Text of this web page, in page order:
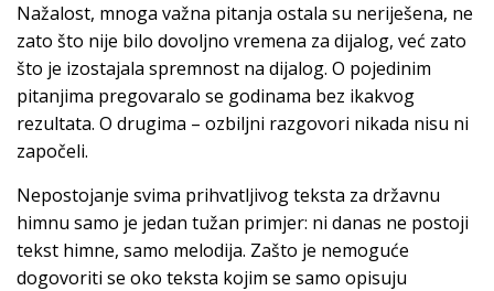
Nažalost, mnoga važna pitanja ostala su neriješena, ne
zato što nije bilo dovoljno vremena za dijalog, već zato
što je izostajala spremnost na dijalog. O pojedinim
pitanjima pregovaralo se godinama bez ikakvog
rezultata. O drugima – ozbiljni razgovori nikada nisu ni
započeli.
Nepostojanje svima prihvatljivog teksta za državnu
himnu samo je jedan tužan primjer: ni danas ne postoji
tekst himne, samo melodija. Zašto je nemoguće
dogovoriti se oko teksta kojim se samo opisuju